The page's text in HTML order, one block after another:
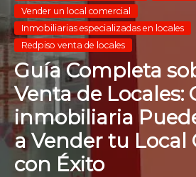
Vender un local comercial
Inmobiliarias especializadas en locales
Redpiso venta de locales
Guía Completa
Venta de Locales:
inmobiliaria
a Vender tu Local
con Éxito